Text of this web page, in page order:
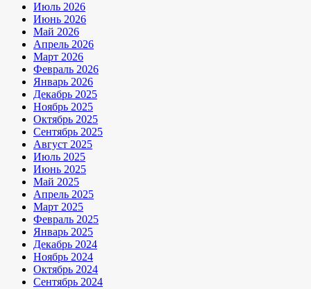
Июль 2026
Июнь 2026
Май 2026
Апрель 2026
Март 2026
Февраль 2026
Январь 2026
Декабрь 2025
Ноябрь 2025
Октябрь 2025
Сентябрь 2025
Август 2025
Июль 2025
Июнь 2025
Май 2025
Апрель 2025
Март 2025
Февраль 2025
Январь 2025
Декабрь 2024
Ноябрь 2024
Октябрь 2024
Сентябрь 2024